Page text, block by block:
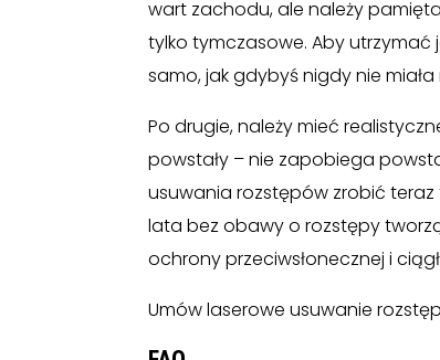
wart zachodu, ale należy
tylko tymczasowe. Aby utrzymać
samo, jak gdybyś nigdy nie
Po drugie, należy mieć
powstały – nie zapobiega
usuwania rozstępów zrobić
lata bez obawy o rozstępy
ochrony przeciwsłonecznej i
Umów laserowe usuwanie